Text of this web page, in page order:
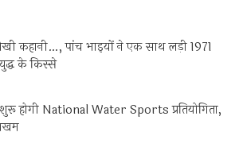
कहानी…, पांच भाइयों ने एक साथ लड़ी 1971
के किस्से
होगी National Water Sports प्रतियोगिता,